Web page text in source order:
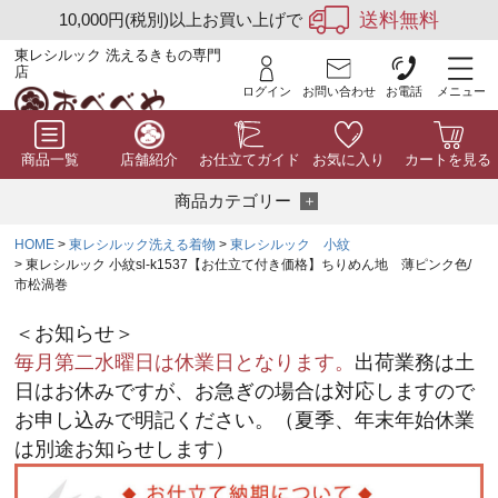
10,000円(税別)以上お買い上げで 送料無料
東レシルック 洗えるきもの専門
店
ログイン お問い合わせ お電話 メニュー
商品一覧 店舗紹介 お仕立てガイド お気に入り カートを見る
商品カテゴリー
HOME 東レシルック洗える着物
東レシルック 小紋
東レシルック 小紋sl-k1537【お仕立て付き価格】ちりめん地 薄ピンク色/
市松渦巻
＜お知らせ＞
毎月第二水曜日は休業日となります。 出荷業務は土
日はお休みですが、お急ぎの場合は対応しますので
お申し込みで明記ください。（夏季、年末年始休業
は別途お知らせします）